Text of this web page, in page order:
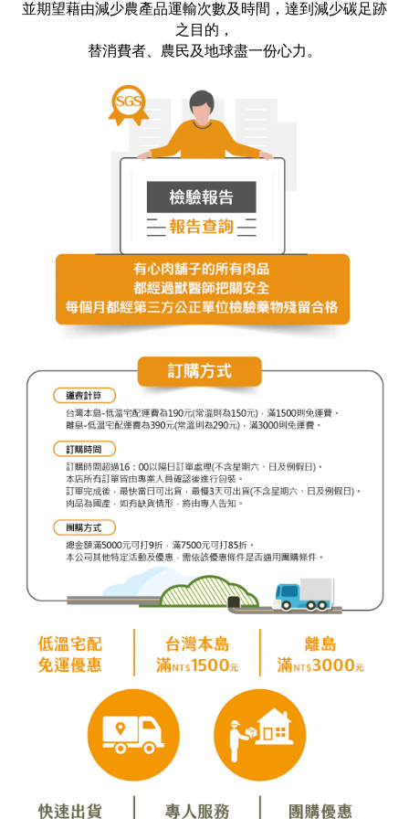
並期望藉由減少農產品運輸次數及時間，達到減少碳足跡
之目的，
替消費者、農民及地球盡一份心力。